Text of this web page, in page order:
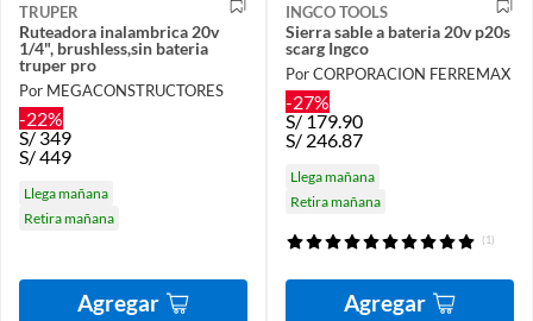
TRUPER
Ruteadora inalambrica 20v
1/4", brushless,sin bateria
truper pro
Por MEGACONSTRUCTORES
-22%
S/349
S/449
Llega mañana
Retira mañana
Agregar
INGCO TOOLS
Sierra sable a bateria 20v p20s
scarg Ingco
Por CORPORACION FERREMAX
-27%
S/179.90
S/ 246.87
Llega mañana
Retira mañana
(1)
Agregar